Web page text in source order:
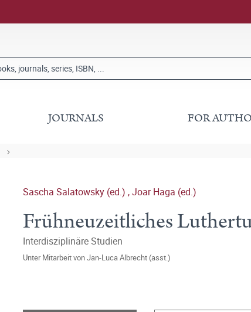
JOURNALS FOR
Sascha Salatowsky (ed.) ,Joar Haga (ed.)
Frühneuzeitliches
Interdisziplinäre Studien
Unter Mitarbeit vonJan-Luca Albrecht (asst.)